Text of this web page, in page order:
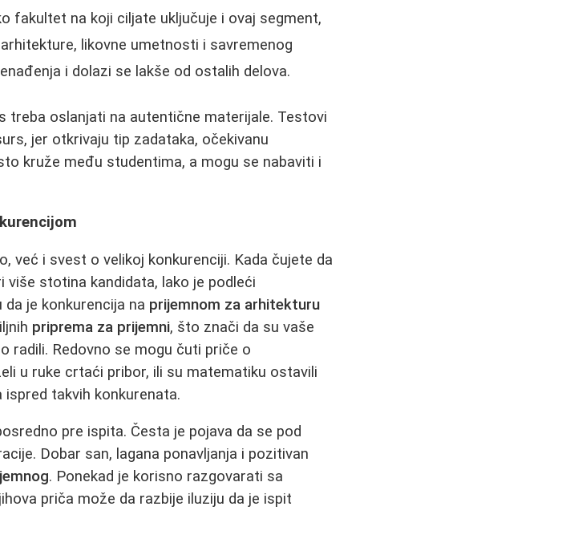
fakultet na koji ciljate uključuje i ovaj segment,
likovne umetnosti i savremenog
i dolazi se lakše od ostalih delova.
treba oslanjati na autentične materijale. Testovi
jer otkrivaju tip zadataka, očekivanu
kruže među studentima, a mogu se nabaviti i
već i svest o velikoj konkurenciji. Kada čujete da
stotina kandidata, lako je podleći
je konkurencija na prijemnom za arhitekturu
priprema za prijemni, što znači da su vaše
radili. Redovno se mogu čuti priče o
u ruke crtaći pribor, ili su matematiku ostavili
takvih konkurenata.
pre ispita. Česta je pojava da se pod
Dobar san, lagana ponavljanja i pozitivan
. Ponekad je korisno razgovarati sa
priča može da razbije iluziju da je ispit